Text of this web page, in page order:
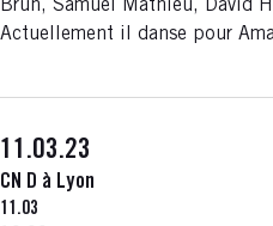
Brun, Samuel Mathieu, David
Actuellement il danse pour
11.03.23
CN D à Lyon
11.03